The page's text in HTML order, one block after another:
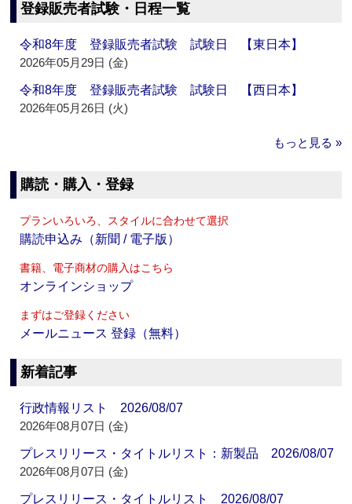
登録販売者試験・日程一覧
令和8年度 登録販売者試験 試験日 【東日本】
2026年05月29日 (金)
令和8年度 登録販売者試験 試験日 【西日本】
2026年05月26日 (火)
もっと見る »
購読・購入・登録
プランいろいろ、スタイルに合わせて選択
購読申込み（新聞 / 電子版）
書籍、電子商材の購入はこちら
オンラインショップ
まずはご登録ください
メールニュース 登録（無料）
新着記事
行政情報リスト 2026/08/07
2026年08月07日 (金)
プレスリリース・タイトルリスト：新製品 2026/08/07
2026年08月07日 (金)
プレスリリース・タイトルリスト 2026/08/07